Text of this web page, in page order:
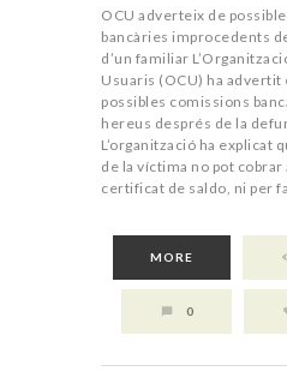
OCU adverteix de
bancàries improcedents
d’un familiar
Usuaris (OCU) ha advertit
possibles comissions
hereus després de la
L’organització ha explicat
de la víctima no pot cobrar
certificat de saldo, ni per
MORE
0